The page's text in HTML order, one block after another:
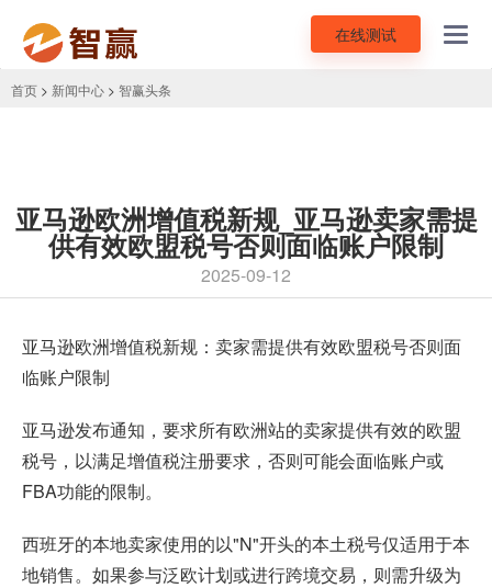
在线测试
首页 > 新闻中心 > 智赢头条
亚马逊欧洲增值税新规_亚马逊卖家需提
供有效欧盟税号否则面临账户限制
2025-09-12
亚马逊欧洲增值税新规 ：卖家需提供有效欧盟税号否则面
临账户限制
亚马逊发布通知，要求所有欧洲站的卖家提供有效的欧盟
税号，以满足增值税注册要求，否则可能会面临账户或
FBA功能的限制。
西班牙的本地卖家使用的以"N"开头的本土税号仅适用于本
地销售。如果参与泛欧计划或进行跨境交易，则需升级为